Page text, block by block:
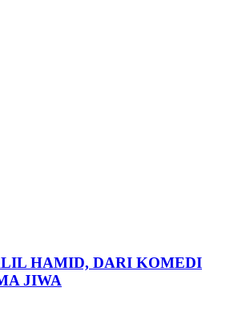
HAMID, DARI KOMEDI
JIWA